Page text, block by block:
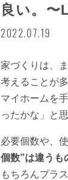
良い。〜
2022.07.19
家づくりは、
考えることが
マイホームを
ったかな」と
必要個数や、
個数”は違うも
もちろんプラ